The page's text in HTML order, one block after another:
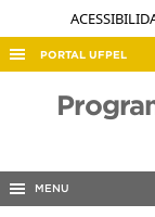
PORTAL UFPEL
MENU